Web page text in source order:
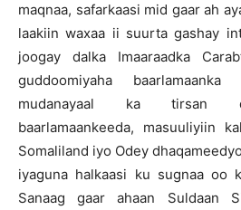
maqnaa, safarkaasi mid gaar ah
laakiin waxaa ii suurta gashay
joogay dalka Imaaraadka
guddoomiyaha baarlamaanka
mudanayaal ka tirsan
baarlamaankeeda, masuuliyiin
Somaliland iyo Odey
iyaguna halkaasi ku sugnaa oo
Sanaag gaar ahaan Suldaan